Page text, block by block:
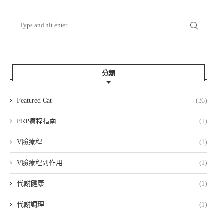
分類
Featured Cat (36)
PRP療程指南 (1)
V臉療程 (1)
V臉療程副作用 (1)
代謝健康 (1)
代謝調理 (1)